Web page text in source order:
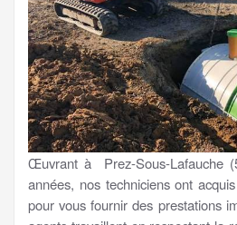
Œuvrant à Prez-Sous-Lafauche
années, nos techniciens ont
pour vous fournir des prestations